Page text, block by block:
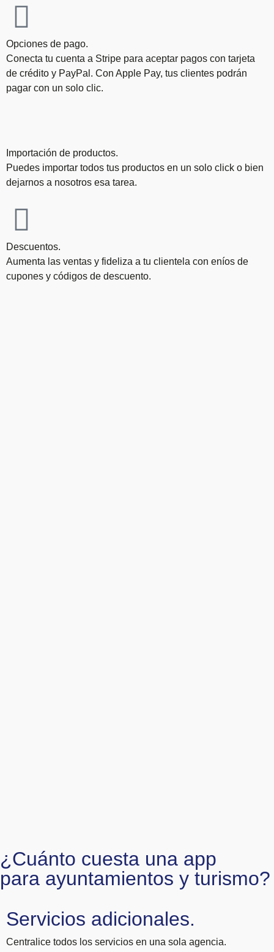
Opciones de pago.
Conecta tu cuenta a Stripe para aceptar pagos con tarjeta
de crédito y PayPal. Con Apple Pay, tus clientes podrán
pagar con un solo clic.
Importación de productos.
Puedes importar todos tus productos en un solo click o bien
dejarnos a nosotros esa tarea.
Descuentos.
Aumenta las ventas y fideliza a tu clientela con eníos de
cupones y códigos de descuento.
¿Cuánto cuesta una app
para ayuntamientos y turismo?
Servicios adicionales.
Centralice todos los servicios en una sola agencia.